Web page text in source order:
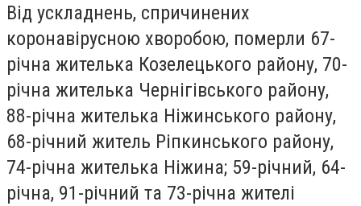
Від ускладнень, спричинених
коронавірусною хворобою, померли 67-
річна жителька Козелецького району, 70-
річна жителька Чернігівського району,
88-річна жителька Ніжинського району,
68-річний житель Ріпкинського району,
74-річна жителька Ніжина; 59-річний, 64-
річна, 91-річний та 73-річна жителі